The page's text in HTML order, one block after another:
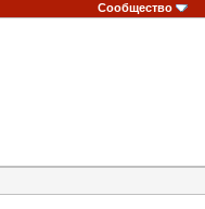
Сообщество